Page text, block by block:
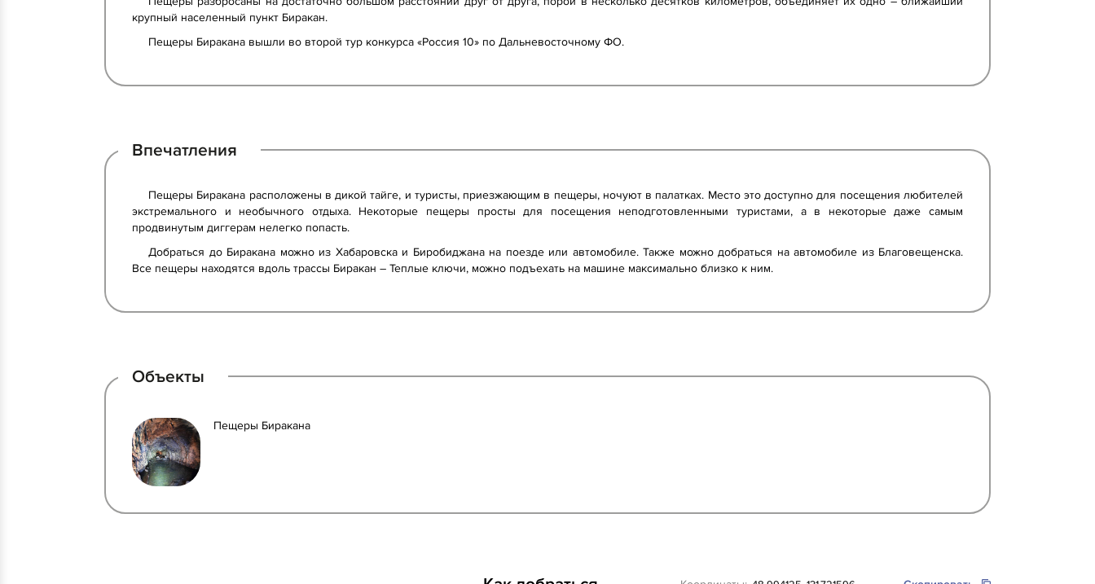
крупный населенный пункт Биракан.
Пещеры Биракана вышли во второй тур конкурса «Россия 10» по Дальневосточному ФО.
Впечатления
Пещеры Биракана расположены в дикой тайге, и туристы, приезжающим в пещеры, ночуют в палатках. Место это доступно для посещения любителей
экстремального и необычного отдыха. Некоторые пещеры просты для посещения неподготовленными туристами, а в некоторые даже самым
продвинутым диггерам нелегко попасть.
Добраться до Биракана можно из Хабаровска и Биробиджана на поезде или автомобиле. Также можно добраться на автомобиле из Благовещенска.
Все пещеры находятся вдоль трассы Биракан – Теплые ключи, можно подъехать на машине максимально близко к ним.
Объекты
Пещеры Биракана